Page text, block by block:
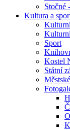
Stočné
Kultura a
Sport
Kostel
Státní